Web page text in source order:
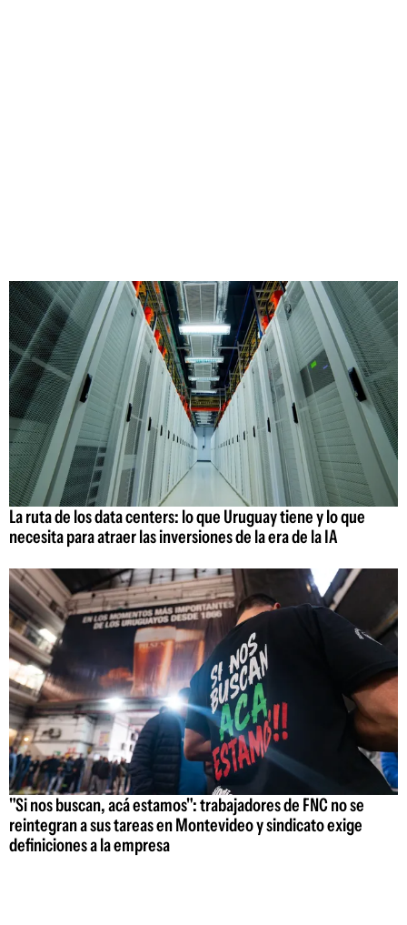
La ruta de los data centers: lo que Uruguay tiene y lo que
necesita para atraer las inversiones de la era de la IA
"Si nos buscan, acá estamos": trabajadores de FNC no se
reintegran a sus tareas en Montevideo y sindicato exige
definiciones a la empresa